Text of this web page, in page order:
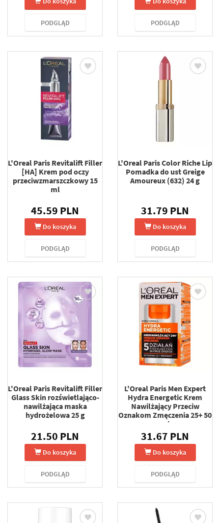
PODGLĄD PODGLĄD
L'Oreal Paris Revitalift Filler
[HA] Krem pod oczy
przeciwzmarszczkowy 15
ml
45.59 PLN
Do koszyka
PODGLĄD
L'Oreal Paris Color Riche Lip
Pomadka do ust Greige
Amoureux (632) 24 g
31.79 PLN
Do koszyka
PODGLĄD
L'Oreal Paris Revitalift Filler
Glass Skin rozświetlająco-
nawilżająca maska
hydrożelowa 25 g
21.50 PLN
Do koszyka
PODGLĄD
L'Oreal Paris Men Expert
Hydra Energetic Krem
Nawilżający Przeciw
Oznakom Zmęczenia 25+ 50
ml
31.67 PLN
Do koszyka
PODGLĄD